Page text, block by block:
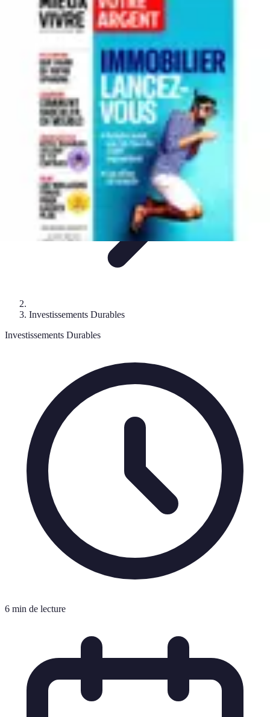
Patrimoine Optimal
Stratégies de PatrimoineStratégies d'Investissement
patrimoineConseils de gestionInvestissements
Patrimoine Optimal
Investissements Durables
Investissements Durables
6 min de lecture